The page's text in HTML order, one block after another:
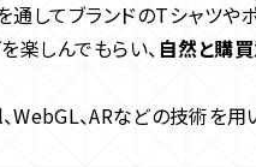
通してブランドのTシャツや
楽しんでもらい、 自然と購
、ARなどの技術を用